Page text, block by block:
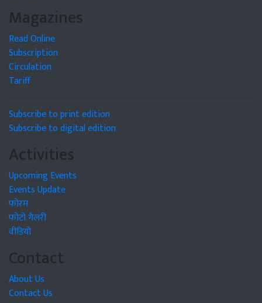
Magazines
Read Online
Subscription
Circulation
Tariff
Subscribe to print edition
Subscribe to digital edition
Activities
Upcoming Events
Events Update
फोरम
फोटो गैलरी
वीडियो
Contact
About Us
Contact Us